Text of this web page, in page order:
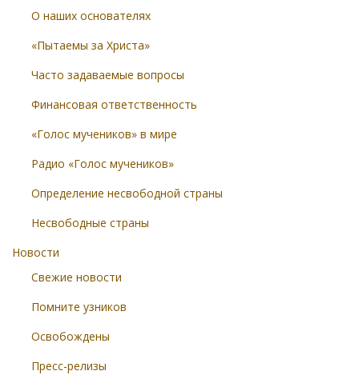
О наших основателях
«Пытаемы за Христа»
Часто задаваемые вопросы
Финансовая ответственность
«Голос мучеников» в мире
Радио «Голос мучеников»
Определение несвободной страны
Несвободные страны
Новости
Свежие новости
Помните узников
Освобождены
Пресс-релизы